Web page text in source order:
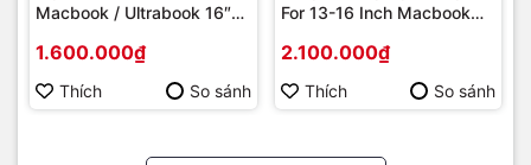
Thời gian làm việc: 8h30 - 19h00 ( Chủ Nhật làm việc từ
9h30 - 18h )
Macbook / Ultrabook 16″
1.600.000₫
Thích So sánh
For 13-16 Inch Macbook
– Yellow - (TA1M1Y100)
2.100.000₫
Thích So sánh